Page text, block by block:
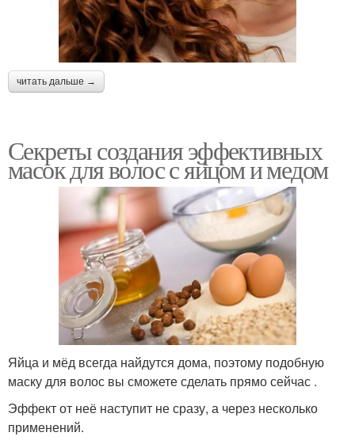
читать дальше →
Секреты создания эффективных
масок для волос с яйцом и медом
Яйца и мёд всегда найдутся дома, поэтому подобную
маску для волос вы сможете сделать прямо сейчас .
Эффект от неё наступит не сразу, а через несколько
применений.